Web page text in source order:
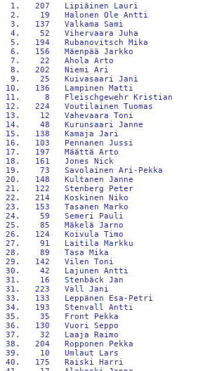
1.   207   Lipiäinen Lauri
2.    19   Halonen Ole Antti
3.   137   Valkama Sami
4.    52   Vihervaara Juha
5.   194   Rubanovitsch Mika
6.   156   Mäenpää Jarkko
7.    22   Ahola Arto
8.   202   Niemi Ari
9.    25   Kuivasaari Jani
10.   136   Lampinen Matti
11.     8   Fleischgewehr Kristian
12.   224   Voutilainen Tuomas
13.    12   Vahevaara Toni
14.    48   Kurunsaari Janne
15.   138   Kamaja Jari
16.   103   Pennanen Jussi
17.   197   Määttä Arto
18.   161   Jones Nick
19.    73   Savolainen Ari-Pekka
20.   148   Kultanen Janne
21.   122   Stenberg Peter
22.   214   Koskinen Niko
23.   153   Tasanen Marko
24.    59   Semeri Pauli
25.    85   Mäkelä Jarno
26.   124   Koivula Timo
27.    91   Laitila Markku
28.    89   Tasa Mika
29.   142   Vilen Toni
30.    42   Lajunen Antti
31.    16   Stenbäck Jan
31.   223   Vall Jani
33.   133   Leppänen Esa-Petri
34.   193   Stenvall Antti
35.    35   Front Pekka
36.   130   Vuori Seppo
37.    32   Laaja Raimo
38.   204   Ropponen Pekka
39.    10   Umlaut Lars
40.   175   Raiski Harri